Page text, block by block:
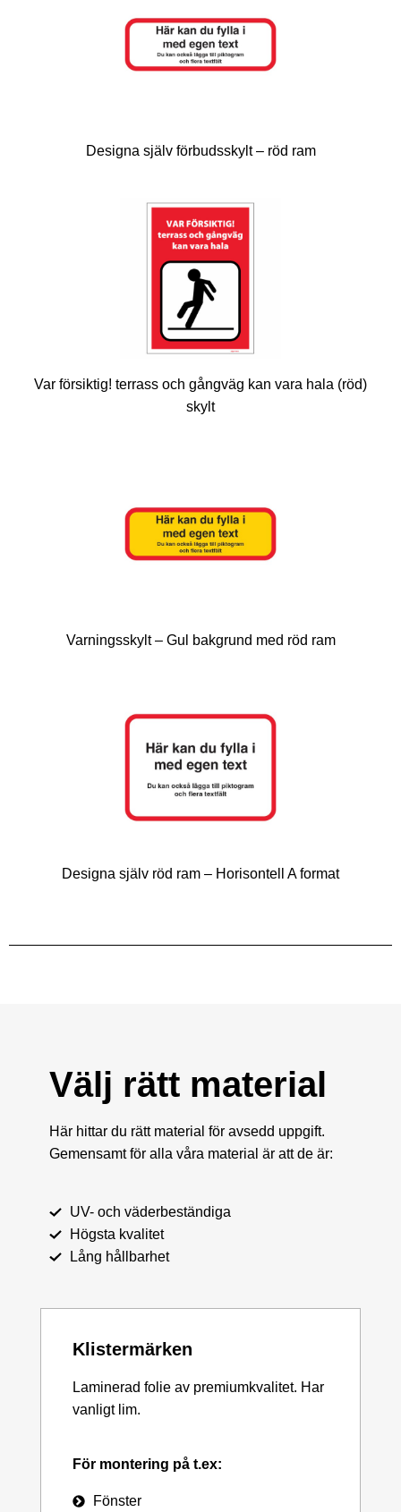
Designa själv förbudsskylt – röd ram
Var försiktig! terrass och gångväg kan vara hala (röd)
skylt
Varningsskylt – Gul bakgrund med röd ram
Designa själv röd ram – Horisontell A format
Välj rätt material
Här hittar du rätt material för avsedd uppgift.
Gemensamt för alla våra material är att de är:
UV- och väderbeständiga
Högsta kvalitet
Lång hållbarhet
Klistermärken
Laminerad folie av premiumkvalitet. Har
vanligt lim.
För montering på t.ex:
Fönster